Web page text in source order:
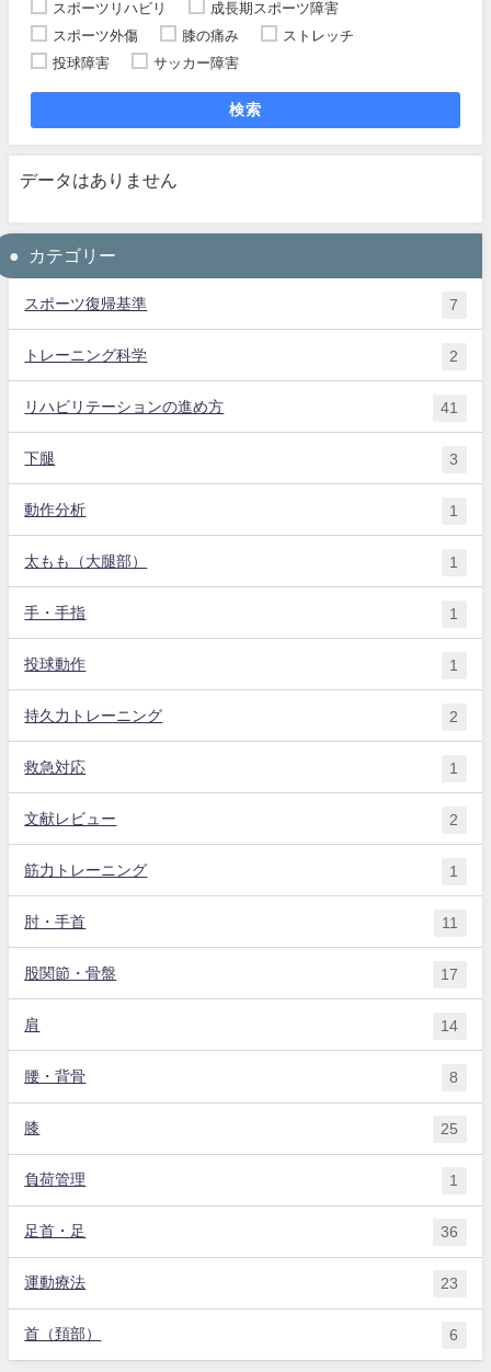
スポーツリハビリ
成長期スポーツ障害
スポーツ外傷
膝の痛み
ストレッチ
投球障害
サッカー障害
検索
データはありません
カテゴリー
スポーツ復帰基準 7
トレーニング科学 2
リハビリテーションの進め方 41
下腿 3
動作分析 1
太もも（大腿部） 1
手・手指 1
投球動作 1
持久力トレーニング 2
救急対応 1
文献レビュー 2
筋力トレーニング 1
肘・手首 11
股関節・骨盤 17
肩 14
腰・背骨 8
膝 25
負荷管理 1
足首・足 36
運動療法 23
首（頚部） 6